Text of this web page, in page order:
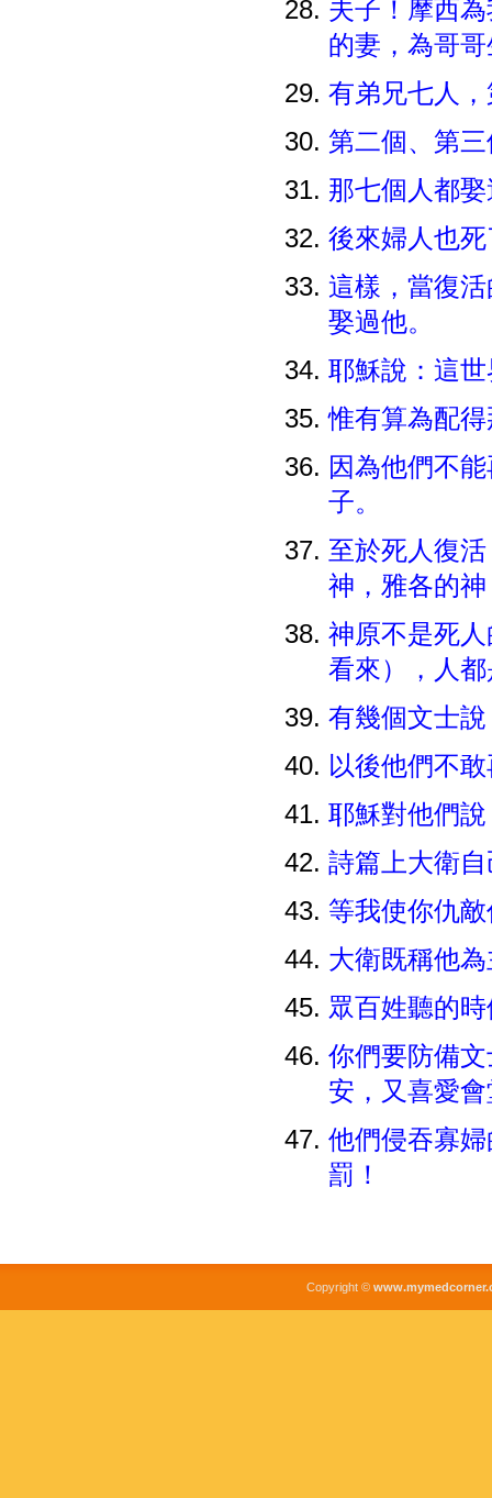
夫子！摩西
的妻，為哥
有弟兄七人
第二個、第
那七個人都
後來婦人也
這樣，當復
娶過他。
耶穌說：這
惟有算為配
因為他們不
子。
至於死人復
神，雅各的
神原不是死
看來），人
有幾個文士
以後他們不
耶穌對他們
詩篇上大衛
等我使你仇
大衛既稱他
眾百姓聽的
你們要防備
安，又喜愛
他們侵吞寡
罰！
Copyright ©